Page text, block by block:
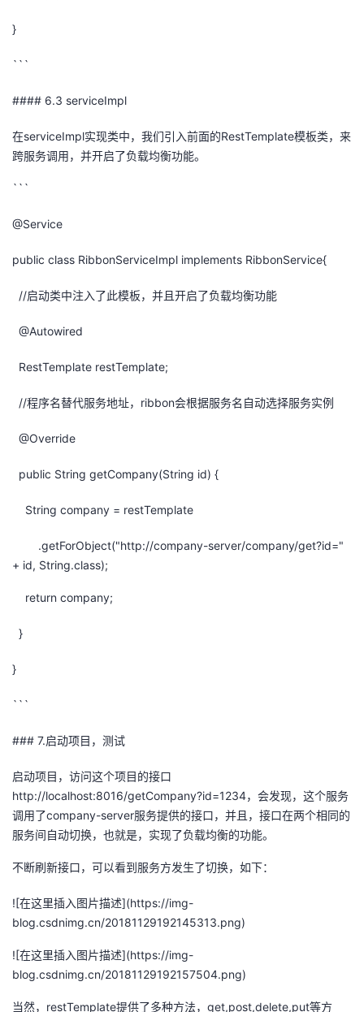
}
```
#### 6.3 serviceImpl
在serviceImpl实现类中，我们引入前面的RestTemplate模板类，来
跨服务调用，并开启了负载均衡功能。
```
@Service
public class RibbonServiceImpl implements RibbonService{
//启动类中注入了此模板，并且开启了负载均衡功能
@Autowired
RestTemplate restTemplate;
//程序名替代服务地址，ribbon会根据服务名自动选择服务实例
@Override
public String getCompany(String id) {
String company = restTemplate
.getForObject("http://company-server/company/get?id="
+ id, String.class);
return company;
}
}
```
### 7.启动项目，测试
启动项目，访问这个项目的接口
http://localhost:8016/getCompany?id=1234，会发现，这个服务
调用了company-server服务提供的接口，并且，接口在两个相同的
服务间自动切换，也就是，实现了负载均衡的功能。
不断刷新接口，可以看到服务方发生了切换，如下：
![在这里插入图片描述](https://img-
blog.csdnimg.cn/20181129192145313.png)
![在这里插入图片描述](https://img-
blog.csdnimg.cn/20181129192157504.png)
当然，restTemplate提供了多种方法，get,post,delete,put等方